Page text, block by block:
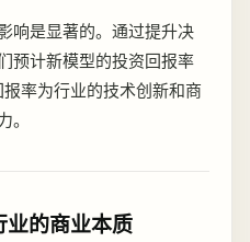
响是显著的。通过提升决
预计新模型的投资回报率
率为行业的技术创新和商
的商业本质